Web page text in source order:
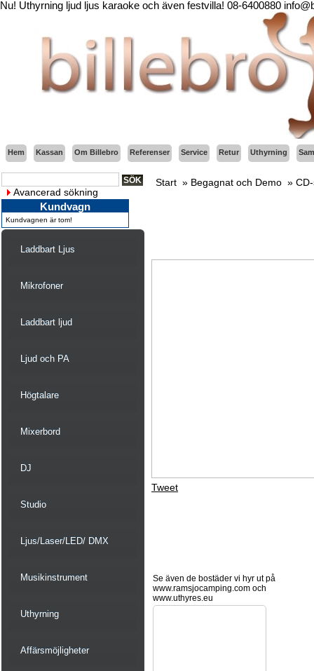
Nu! Uthyrning ljud ljus karaoke och även festvilla! 08-6400880
Hem Kassan Om Billebro Referenser Service Retur Uthyrning
Avancerad sökning
Kundvagn
Kundvagnen är tom!
Laddbart Ljus
Mikrofoner
Laddbart ljud
Ljud och PA
Högtalare
Mixerbord
DJ
Studio
Ljus/Laser/LED/ DMX
Musikinstrument
Uthyrning
Affärsmöjligheter
Start » Begagnat och Demo »
Tweet
Se även de bostäder vi hyr ut på
www.ramsjocamping.com och
www.uthyres.eu